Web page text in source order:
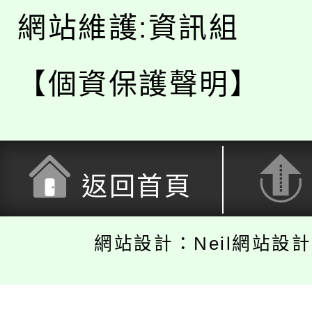
網站維護:資訊組
【個資保護聲明】
返回首頁
網站設計：Neil網站設